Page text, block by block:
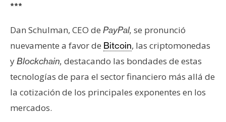
e
r
e
u
m
***
Dan Schulman, CEO de PayPal, se pronunció
nuevamente a favor de Bitcoin, las criptomonedas
yBlockchain, destacando las bondades de estas
tecnologías de para el sector financiero más allá de
la cotización de los principales exponentes en los
mercados.